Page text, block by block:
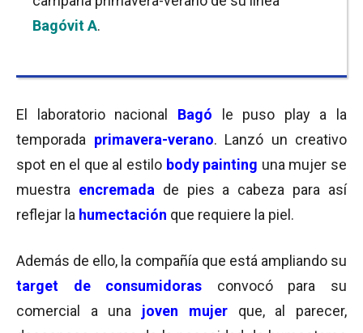
Bagóvit A.
El laboratorio nacional Bagó
le puso play a la
temporada primavera-verano. Lanzó un creativo
spot en el que al estilo body painting una mujer se
muestra encremada de pies a cabeza para así
reflejar la humectación que requiere la piel.
Además de ello, la compañía que está ampliando su
target de consumidoras convocó para su
comercial a una joven mujer
que, al parecer,